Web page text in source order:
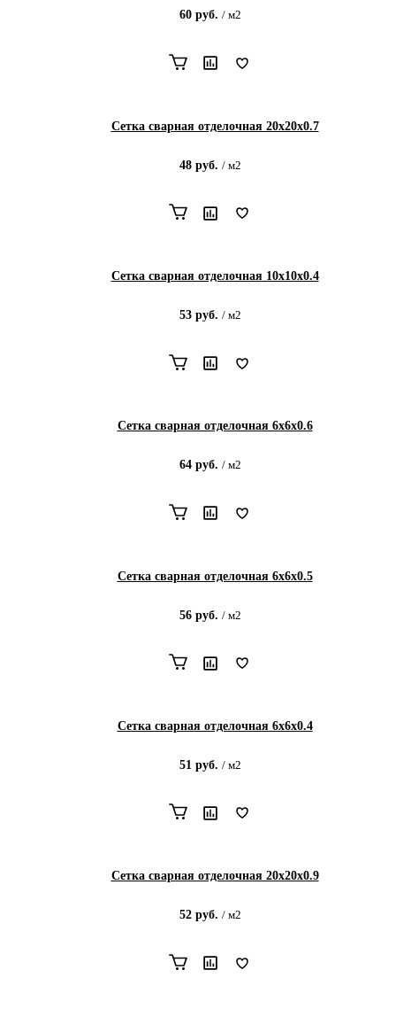
60 руб. / м2
Сетка сварная отделочная 20х20х0.7
48 руб. / м2
Сетка сварная отделочная 10х10х0.4
53 руб. / м2
Сетка сварная отделочная 6х6х0.6
64 руб. / м2
Сетка сварная отделочная 6х6х0.5
56 руб. / м2
Сетка сварная отделочная 6х6х0.4
51 руб. / м2
Сетка сварная отделочная 20х20х0.9
52 руб. / м2